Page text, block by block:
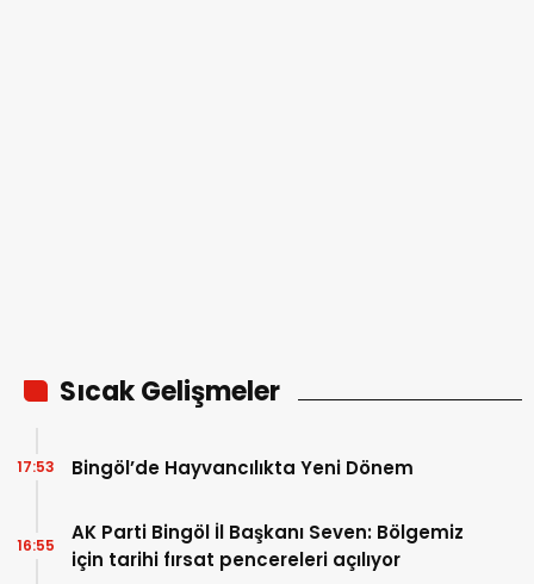
Sıcak Gelişmeler
Bingöl’de Hayvancılıkta Yeni Dönem
17:53
AK Parti Bingöl İl Başkanı Seven: Bölgemiz
için tarihi fırsat pencereleri açılıyor
16:55